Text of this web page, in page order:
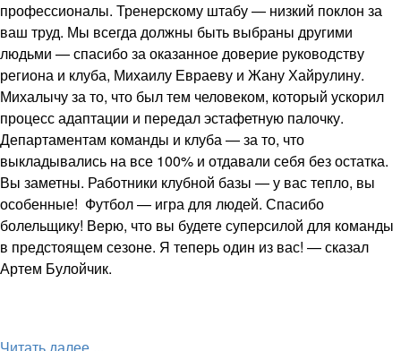
профессионалы. Тренерскому штабу — низкий поклон за
ваш труд. Мы всегда должны быть выбраны другими
людьми — спасибо за оказанное доверие руководству
региона и клуба, Михаилу Евраеву и Жану Хайрулину.
Михалычу за то, что был тем человеком, который ускорил
процесс адаптации и передал эстафетную палочку.
Департаментам команды и клуба — за то, что
выкладывались на все 100% и отдавали себя без остатка.
Вы заметны. Работники клубной базы — у вас тепло, вы
особенные! Футбол — игра для людей. Спасибо
болельщику! Верю, что вы будете суперсилой для команды
в предстоящем сезоне. Я теперь один из вас! — сказал
Артем Булойчик.